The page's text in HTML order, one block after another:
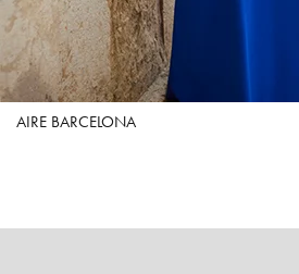
AIRE BARCELONA